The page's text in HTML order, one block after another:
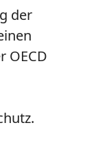
der
OECD